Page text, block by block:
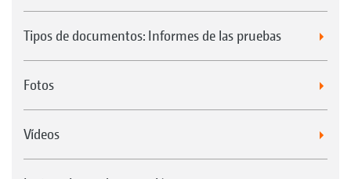
Tipos de documentos: Informes de las pruebas
Fotos
Vídeos